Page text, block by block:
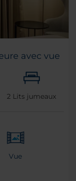
avec vue
2 Lits jumeaux
Vue